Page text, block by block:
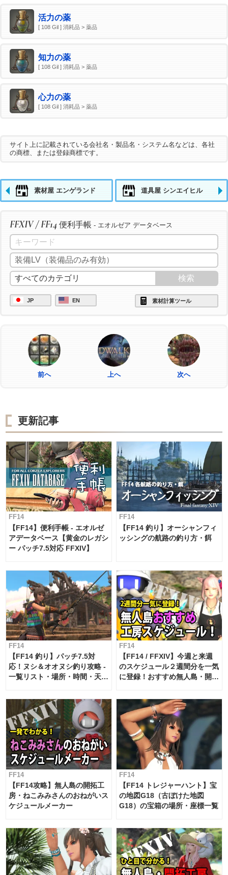
活力の薬
[ 108 Gil ] 消耗品 > 薬品
知力の薬
[ 108 Gil ] 消耗品 > 薬品
心力の薬
[ 108 Gil ] 消耗品 > 薬品
サイト上に記載されている会社名・製品名・システム名などは、各社
の商標、または登録商標です。
素材屋 エンゲランド 道具屋 シンエイヒル
FFXIV / FF14 便利手帳 - エオルゼア データベース
JP EN 素材計算ツール
前へ 上へ 次へ
更新記事
FF14
【FF14】便利手帳 - エオルゼ
アデータベース【黄金のレガシ
ー パッチ7.5対応 FFXIV】
FF14
【FF14 釣り】オーシャンフィ
ッシングの航路の釣り方・餌
FF14
【FF14 釣り】パッチ7.5対
応！ヌシ＆オオヌシ釣り攻略 -
一覧リスト・場所・時間・天
FF14
【FF14 / FFXIV】今週と来週
のスケジュール２週間分を一気
に登録！おすすめ無人島・開拓
対応 / 毎週更新中】
FF14
【FF14攻略】無人島の開拓工
房・ねこみみさんのおねがいス
ケジュールメーカー
FF14
【FF14 トレジャーハント】宝
の地図G18（古ぼけた地図
G18）の宝箱の場所・座標一覧